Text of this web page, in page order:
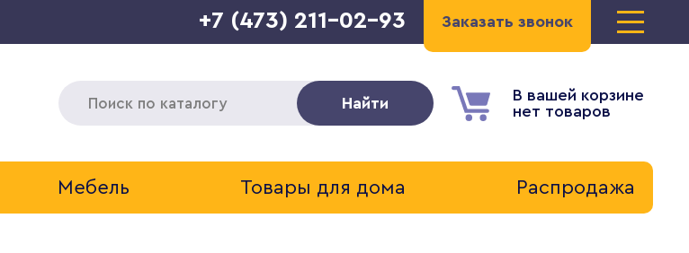
Заказать звонок
+7 (473) 211-02-93
В вашей корзине
нет товаров
Найти
Мебель Товары для дома Распродажа